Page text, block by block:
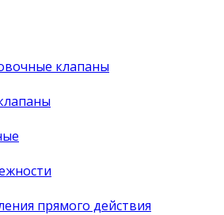
клапаны
прямого действия